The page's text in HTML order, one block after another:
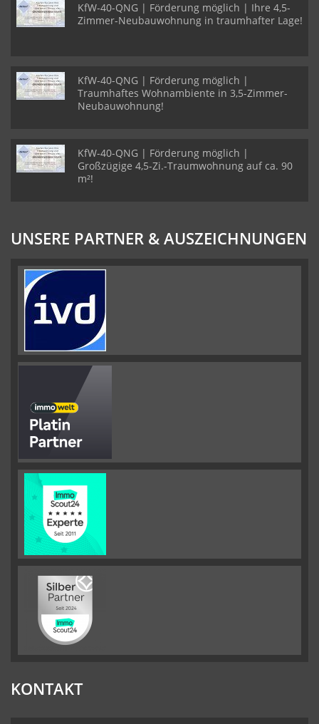
KfW-40-QNG | Förderung möglich | Ihre 4,5-
Zimmer-Neubauwohnung in traumhafter Lage!
KfW-40-QNG | Förderung möglich |
Traumhaftes Wohnambiente in 3,5-Zimmer-
Neubauwohnung!
KfW-40-QNG | Förderung möglich |
Großzügige 4,5-Zi.-Traumwohnung auf ca. 90
m²!
UNSERE PARTNER & AUSZEICHNUNGEN
KONTAKT